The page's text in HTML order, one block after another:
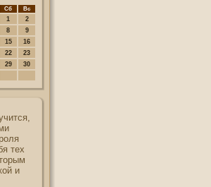
Сб Вс
1
2
8
9
15
16
22
23
29
30
тех
и